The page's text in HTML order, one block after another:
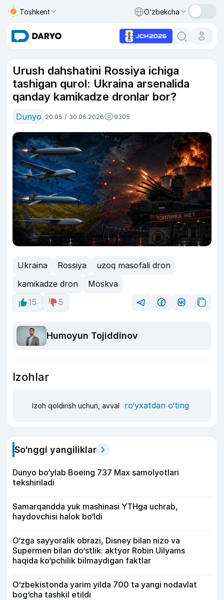
Toshkent O‘zbekcha
Urush dahshatini Rossiya ichiga
tashigan qurol: Ukraina arsenalida
qanday kamikadze dronlar bor?
Dunyo 20:05 / 30.06.2026 9305
Ukraina Rossiya
uzoq masofali dron
kamikadze dron
Moskva
15
5
Humoyun Tojiddinov
Izohlar
Izoh qoldirish uchun, avval ro‘yxatdan o‘ting
So‘nggi yangiliklar
Dunyo bo‘ylab Boeing 737 Max samolyotlari
tekshiriladi
Samarqandda yuk mashinasi YTHga uchrab,
haydovchisi halok bo‘ldi
O‘zga sayyoralik obrazi, Disney bilan nizo va
Supermen bilan do‘stlik: aktyor Robin Uilyams
haqida ko‘pchilik bilmaydigan faktlar
O‘zbekistonda yarim yilda 700 ta yangi nodavlat
bog‘cha tashkil etildi